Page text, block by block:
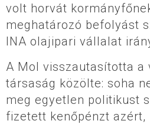
volt horvát
meghatározó befolyást
INA olajipari vállalat
A Mol visszautasította a
társaság közölte: soha
meg egyetlen politikust
fizetett kenőpénzt azért,